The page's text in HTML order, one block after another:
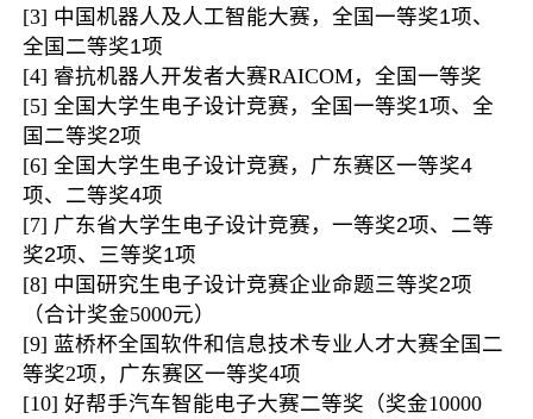
[3] 中国机器人及人工智能大赛，全国一等奖1项、
全国二等奖1项
[4] 睿抗机器人开发者大赛RAICOM，全国一等奖
[5] 全国大学生电子设计竞赛，全国一等奖1项、全
国二等奖2项
[6] 全国大学生电子设计竞赛，广东赛区一等奖4
项、二等奖4项
[7] 广东省大学生电子设计竞赛，一等奖2项、二等
奖2项、三等奖1项
[8] 中国研究生电子设计竞赛企业命题三等奖2项
（合计奖金5000元）
[9] 蓝桥杯全国软件和信息技术专业人才大赛全国二
等奖2项，广东赛区一等奖4项
[10] 好帮手汽车智能电子大赛二等奖（奖金10000